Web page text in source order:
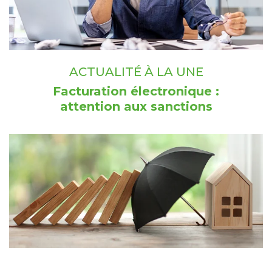
ACTUALITÉ À LA UNE
Facturation électronique :
attention aux sanctions